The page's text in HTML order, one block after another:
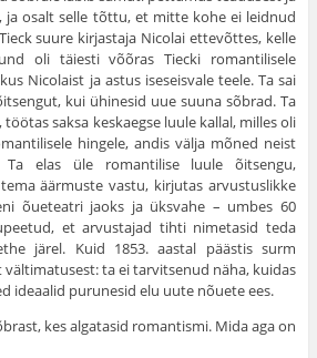
ja osalt selle tõttu, et mitte kohe ei leidnud
suure kirjastaja Nicolai ettevõttes, kelle
oli täiesti võõras Tiecki romantilisele
Nicolaist ja astus ise­seisvale teele. Ta sai
kui ühinesid uue suuna sõbrad. Ta
saksa keskaegse luule kallal, milles oli
hingele, andis välja mõned neist
Ta elas üle romantilise luule õitsengu,
äärmuste vastu, kirjutas arvustuslikke
õueteatri jaoks ja üksvahe – umbes 60
et arvustajad tihti nimetasid teda
järel. Kuid 1853. aastal päästis surm
ta ei tarvitsenud näha, kuidas
ideaalid purunesid elu uute nõuete ees.
kes algatasid romantismi. Mida aga on